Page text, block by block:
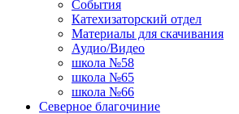
События
Катехизаторский отдел
Материалы для скачивания
Аудио/Видео
школа №58
школа №65
школа №66
Северное благочиние